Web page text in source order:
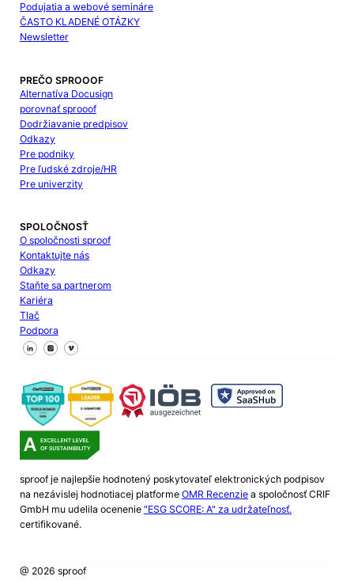
Podujatia a webové semináre
ČASTO KLADENÉ OTÁZKY
Newsletter
PREČO SPROOOF
Alternatíva Docusign
porovnať sprooof
Dodržiavanie predpisov
Odkazy
Pre podniky
Pre ľudské zdroje/HR
Pre univerzity
SPOLOČNOSŤ
O spoločnosti sproof
Kontaktujte nás
Odkazy
Staňte sa partnerom
Kariéra
Tlač
Podpora
Sledujte nás na Facebooku
Sledujte nás na X
Sledujte nás na LinkedIn
sproof je najlepšie hodnotený poskytovateľ elektronických podpisov
na nezávislej hodnotiacej platforme OMR Recenziea spoločnosť CRIF
GmbH mu udelila ocenenie "ESG SCORE: A" za udržateľnosť.
certifikované.
@ 2026 sproof